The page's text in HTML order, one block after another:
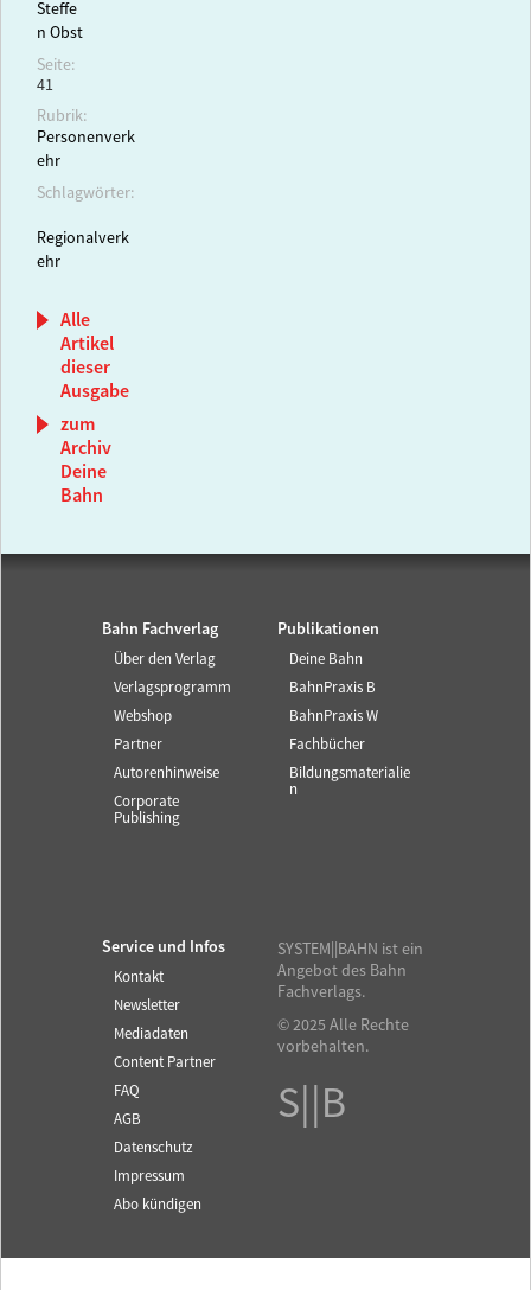
Steffe
n Obst
Seite:
41
Rubrik:
Personenverk
ehr
Schlagwörter:
Regionalverk
ehr
Alle
Artikel
dieser
Ausgabe
zum
Archiv
Deine
Bahn
Bahn Fachverlag
Über den Verlag
Verlagsprogramm
Webshop
Partner
Autorenhinweise
Corporate
Publishing
Publikationen
Deine Bahn
BahnPraxis B
BahnPraxis W
Fachbücher
Bildungsmaterialie
n
Service und Infos
Kontakt
Newsletter
Mediadaten
Content Partner
FAQ
AGB
Datenschutz
Impressum
Abo kündigen
SYSTEM||BAHN ist ein
Angebot des Bahn
Fachverlags.
© 2025 Alle Rechte
vorbehalten.
S||B